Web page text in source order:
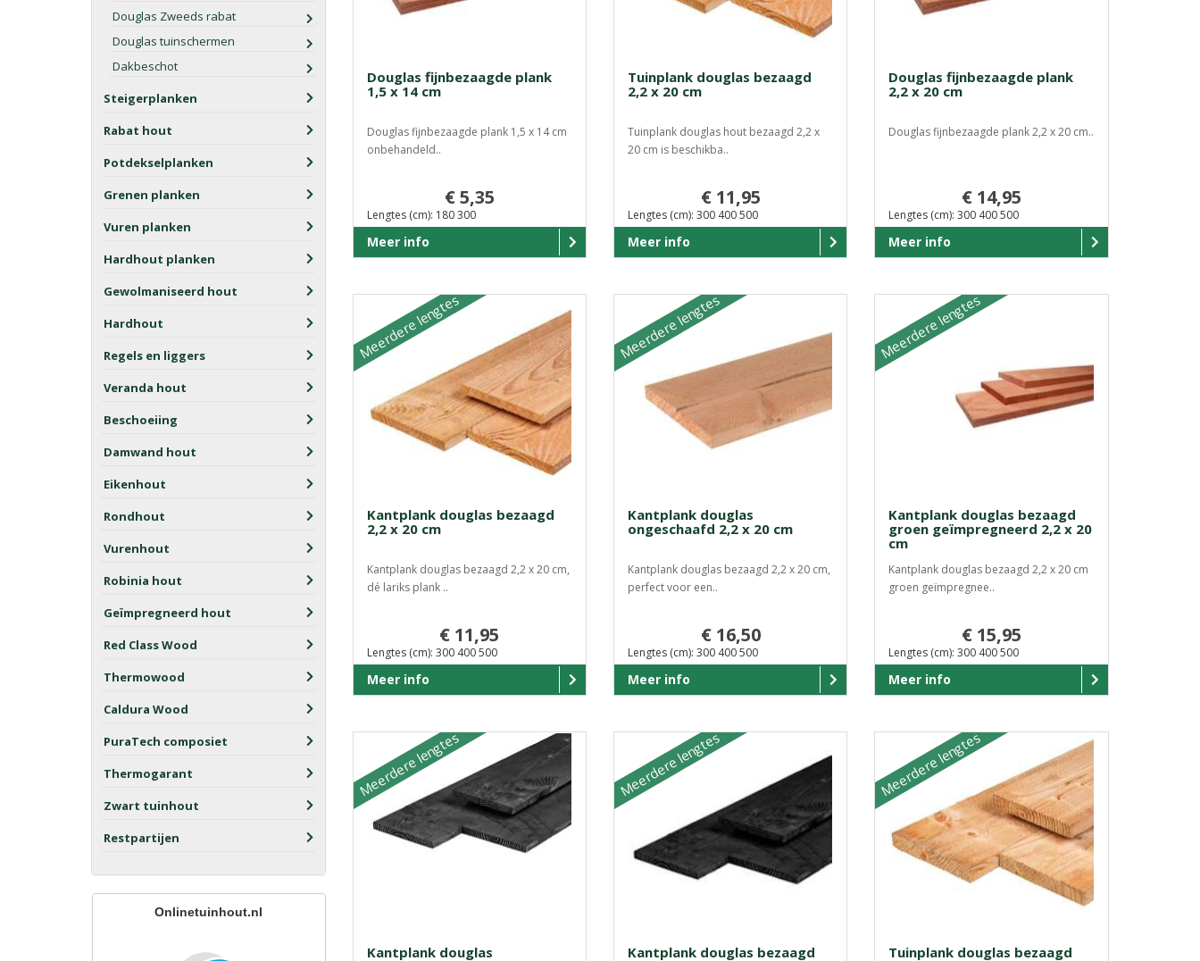
Douglas Zweeds rabat
Douglas tuinschermen
Dakbeschot
Steigerplanken
Rabat hout
Potdekselplanken
Grenen planken
Vuren planken
Hardhout planken
Gewolmaniseerd hout
Hardhout
Regels en liggers
Veranda hout
Beschoeiing
Damwand hout
Eikenhout
Rondhout
Vurenhout
Robinia hout
Geïmpregneerd hout
Red Class Wood
Thermowood
Caldura Wood
PuraTech composiet
Thermogarant
Zwart tuinhout
Restpartijen
Onlinetuinhout.nl
Douglas fijnbezaagde plank
1,5 x 14 cm
Douglas fijnbezaagde plank 1,5 x 14 cm
onbehandeld..
€ 5,35
Lengtes (cm): 180 300
Meer info
Tuinplank douglas bezaagd
2,2 x 20 cm
Tuinplank douglas hout bezaagd 2,2 x
20 cm is beschikba..
€ 11,95
Lengtes (cm): 300 400 500
Meer info
Douglas fijnbezaagde plank
2,2 x 20 cm
Douglas fijnbezaagde plank 2,2 x 20 cm..
€ 14,95
Lengtes (cm): 300 400 500
Meer info
Meerdere lengtes
Kantplank douglas bezaagd
2,2 x 20 cm
Kantplank douglas bezaagd 2,2 x 20 cm,
dé lariks plank ..
€ 11,95
Lengtes (cm): 300 400 500
Meer info
Meerdere lengtes
Kantplank douglas
ongeschaafd 2,2 x 20 cm
Kantplank douglas bezaagd 2,2 x 20 cm,
perfect voor een..
€ 16,50
Lengtes (cm): 300 400 500
Meer info
Meerdere lengtes
Kantplank douglas bezaagd
groen geïmpregneerd 2,2 x 20
cm
Kantplank douglas bezaagd 2,2 x 20 cm
groen geïmpregnee..
€ 15,95
Lengtes (cm): 300 400 500
Meer info
Meerdere lengtes
Kantplank douglas
Meerdere lengtes
Kantplank douglas bezaagd
Meerdere lengtes
Tuinplank douglas bezaagd